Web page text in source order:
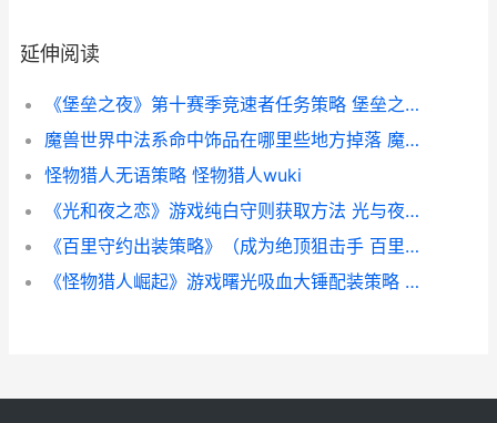
延伸阅读
《堡垒之夜》第十赛季竞速者任务策略 堡垒之夜精彩视频
魔兽世界中法系命中饰品在哪里些地方掉落 魔兽世界法系职业推荐
怪物猎人无语策略 怪物猎人wuki
《光和夜之恋》游戏纯白守则获取方法 光与夜之恋是什么小说改编的
《百里守约出装策略》（成为绝顶狙击手 百里守约出装顺序
《怪物猎人崛起》游戏曙光吸血大锤配装策略 怪物猎人崛起曙光